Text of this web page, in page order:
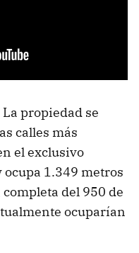
La propiedad se
calles más
el exclusivo
1.349 metros
del 950 de
ocuparían